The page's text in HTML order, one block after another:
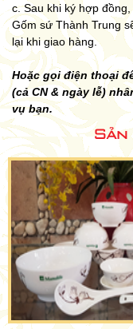
c. Sau khi ký hợp
Gốm sứ Thành Trung
lại khi giao hàng.
Hoặc gọi điện thoại
(cả CN & ngày lễ)
vụ bạn.
Sản